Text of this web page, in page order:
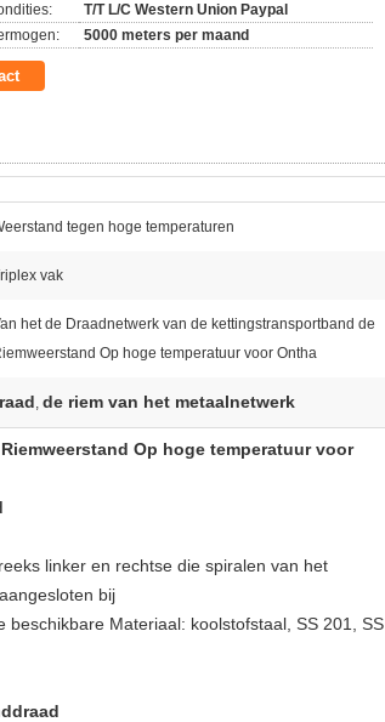
T/T L/C Western Union Paypal
5000 meters per maand
tegen hoge temperaturen
vak
het de Draadnetwerk van de kettingstransportband de
Op hoge temperatuur voor Ontha
, de riem van het metaalnetwerk
Op hoge temperatuur voor
linker en rechtse die spiralen van het
bij
Materiaal: koolstofstaal, SS 201, SS